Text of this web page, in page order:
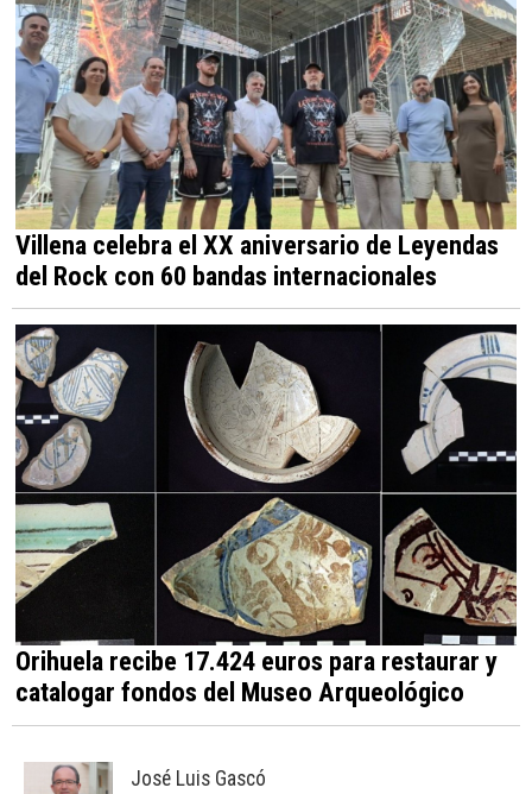
Villena celebra el XX aniversario de Leyendas
del Rock con 60 bandas internacionales
Orihuela recibe 17.424 euros para restaurar y
catalogar fondos del Museo Arqueológico
José Luis Gascó